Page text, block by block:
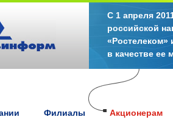
С 1 апреля
российской
«Ростелеком»
в качестве ее
Филиалы Акционерам